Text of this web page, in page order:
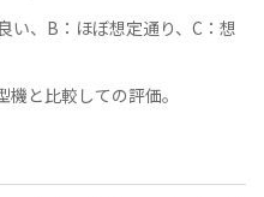
い、B：ほぼ想定通り、C：想
と比較しての評価。